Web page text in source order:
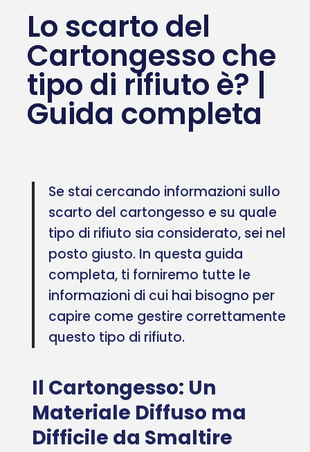
Lo scarto del
Cartongesso che
tipo di rifiuto è? |
Guida completa
Se stai cercando informazioni sullo
scarto del cartongesso e su quale
tipo di rifiuto sia considerato, sei nel
posto giusto. In questa guida
completa, ti forniremo tutte le
informazioni di cui hai bisogno per
capire come gestire correttamente
questo tipo di rifiuto.
Il Cartongesso: Un
Materiale Diffuso ma
Difficile da Smaltire